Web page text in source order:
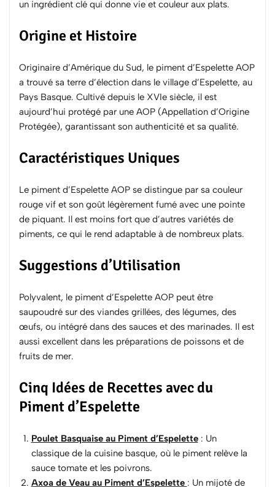
un ingrédient clé qui donne vie et couleur aux plats.
Origine et Histoire
Originaire d’Amérique du Sud, le piment d’Espelette AOP
a trouvé sa terre d’élection dans le village d’Espelette, au
Pays Basque. Cultivé depuis le XVIe siècle, il est
aujourd’hui protégé par une AOP (Appellation d’Origine
Protégée), garantissant son authenticité et sa qualité.
Caractéristiques Uniques
Le piment d’Espelette AOP se distingue par sa couleur
rouge vif et son goût légèrement fumé avec une pointe
de piquant. Il est moins fort que d’autres variétés de
piments, ce qui le rend adaptable à de nombreux plats.
Suggestions d’Utilisation
Polyvalent, le piment d’Espelette AOP peut être
saupoudré sur des viandes grillées, des légumes, des
œufs, ou intégré dans des sauces et des marinades. Il est
aussi excellent dans les préparations de poissons et de
fruits de mer.
Cinq Idées de Recettes avec du
Piment d’Espelette
Poulet Basquaise au Piment d’Espelette: Un
classique de la cuisine basque, où le piment relève la
sauce tomate et les poivrons.
Axoa de Veau au Piment d’Espelette : Un mijoté de